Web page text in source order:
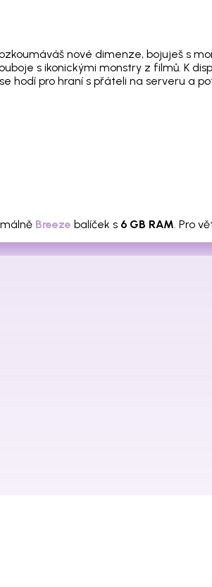
nové dimenze, bojuješ s
s ikonickými monstry z filmů. K
pro hraní s přáteli na serveru a
Breeze balíček s 6 GB RAM. Pro